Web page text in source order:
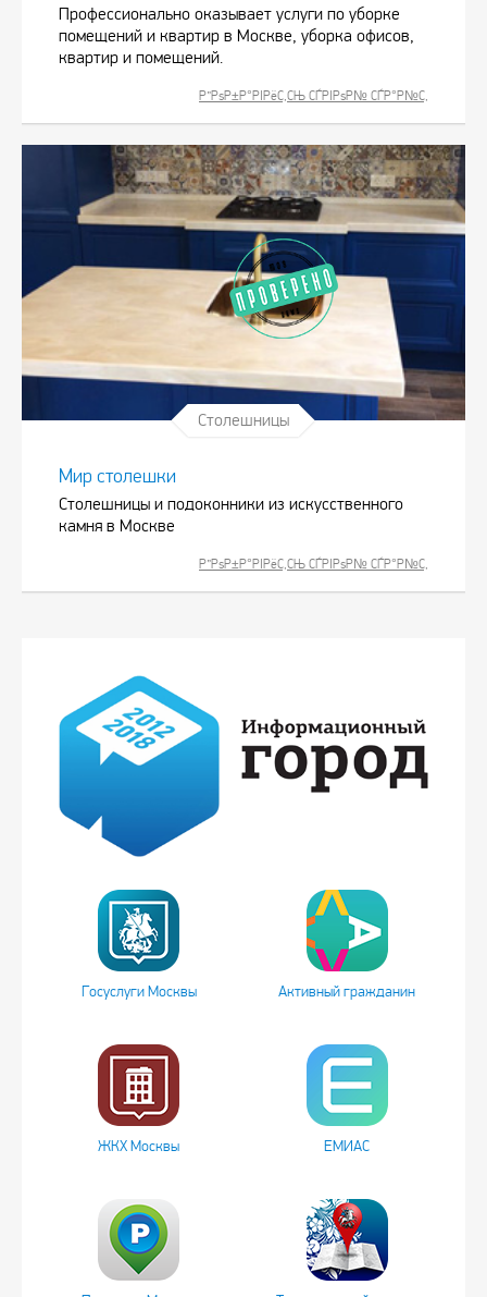
Профессионально оказывает услуги по уборке
помещений и квартир в Москве, уборка офисов,
квартир и помещений.
Р”РѕР±Р°РІРёС‚СЊ СЃРІРѕР№ СЃР°Р№С‚
Столешницы
Мир столешки
Столешницы и подоконники из искусственного
камня в Москве
Р”РѕР±Р°РІРёС‚СЊ СЃРІРѕР№ СЃР°Р№С‚
Госуслуги Москвы Активный гражданин
ЖКХ Москвы ЕМИАС